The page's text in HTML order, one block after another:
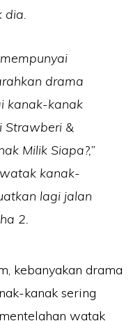
dia.
drama
kanak-kanak
Strawberi &
Milik Siapa?,”
kanak-
lagi jalan
2.
kebanyakan drama
kanak sering
watak